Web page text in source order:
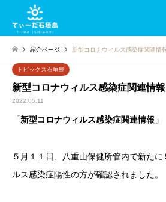
紹介ページ 新型コロナウィルス感染症関連情
トピックス石垣島
新型コロナウィルス感染症関連情報
2022.05.11
「新型コロナウィルス感染症関連情報」
５月１１日、八重山保健所管内で新た
ルス感染症陽性の方が確認されました。